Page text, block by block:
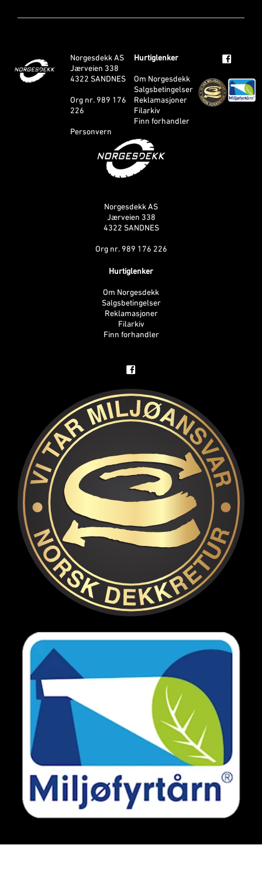
Norgesdekk AS
Jærveien 338
4322 SANDNES
Org nr. 989 176
226
Personvern
Hurtiglenker
Om Norgesdekk
Salgsbetingelser
Reklamasjoner
Filarkiv
Finn forhandler
Norgesdekk AS
Jærveien 338
4322 SANDNES
Org nr. 989 176 226
Hurtiglenker
Om Norgesdekk
Salgsbetingelser
Reklamasjoner
Filarkiv
Finn forhandler